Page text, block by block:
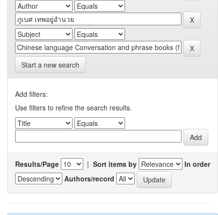
Start a new search
Add filters:
Use filters to refine the search results.
Results/Page | Sort items by
In order
Authors/record